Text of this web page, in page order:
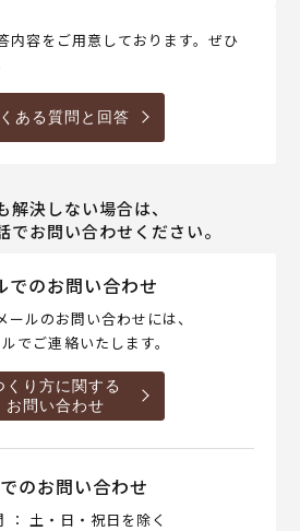
内容をご用意しております。ぜひ
ある質問と回答
解決しない場合は、
でお問い合わせください。
でのお問い合わせ
ールのお問い合わせには、
でご連絡いたします。
くり方に関する
お問い合わせ
のお問い合わせ
： 土・日・祝日を除く